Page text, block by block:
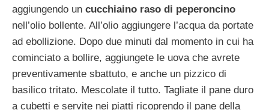
aggiungendo un cucchiaino raso di peperoncino
nell’olio bollente. All’olio aggiungere l’acqua da portate
ad ebollizione. Dopo due minuti dal momento in cui ha
cominciato a bollire, aggiungete le uova che avrete
preventivamente sbattuto, e anche un pizzico di
basilico tritato. Mescolate il tutto. Tagliate il pane duro
a cubetti e servite nei piatti ricoprendo il pane della